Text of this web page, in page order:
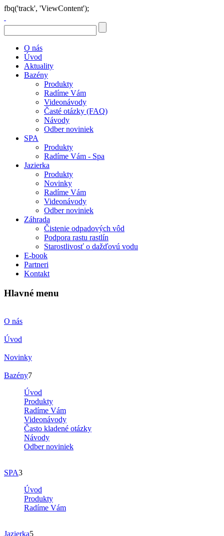
fbq('track', 'ViewContent');
O nás
Úvod
Aktuality
Bazény
Produkty
Radíme Vám
Videonávody
Časté otázky (FAQ)
Návody
Odber noviniek
SPA
Produkty
Radíme Vám - Spa
Jazierka
Produkty
Novinky
Radíme Vám
Videonávody
Odber noviniek
Záhrada
Čistenie odpadových vôd
Podpora rastu rastlín
Starostlivosť o dažďovú vodu
E-book
Partneri
Kontakt
Hlavné menu
O nás
Úvod
Novinky
Bazény7
Úvod
Produkty
Radíme Vám
Videonávody
Často kladené otázky
Návody
Odber noviniek
SPA3
Úvod
Produkty
Radíme Vám
Jazierka5